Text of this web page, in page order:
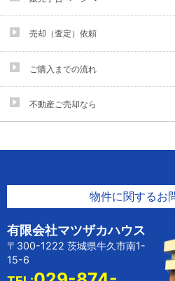
売却（査定）依頼
ご購入までの流れ
不動産ご売却なら
物件に関するお
有限会社マツザカハウス
〒300-1222 茨城県牛久市南1-
15-6